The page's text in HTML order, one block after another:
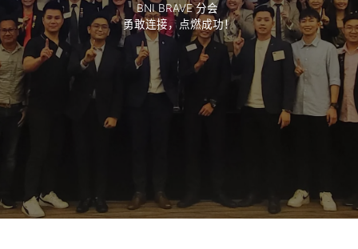
BNI BRAVE 分会
勇敢连接，点燃成功！